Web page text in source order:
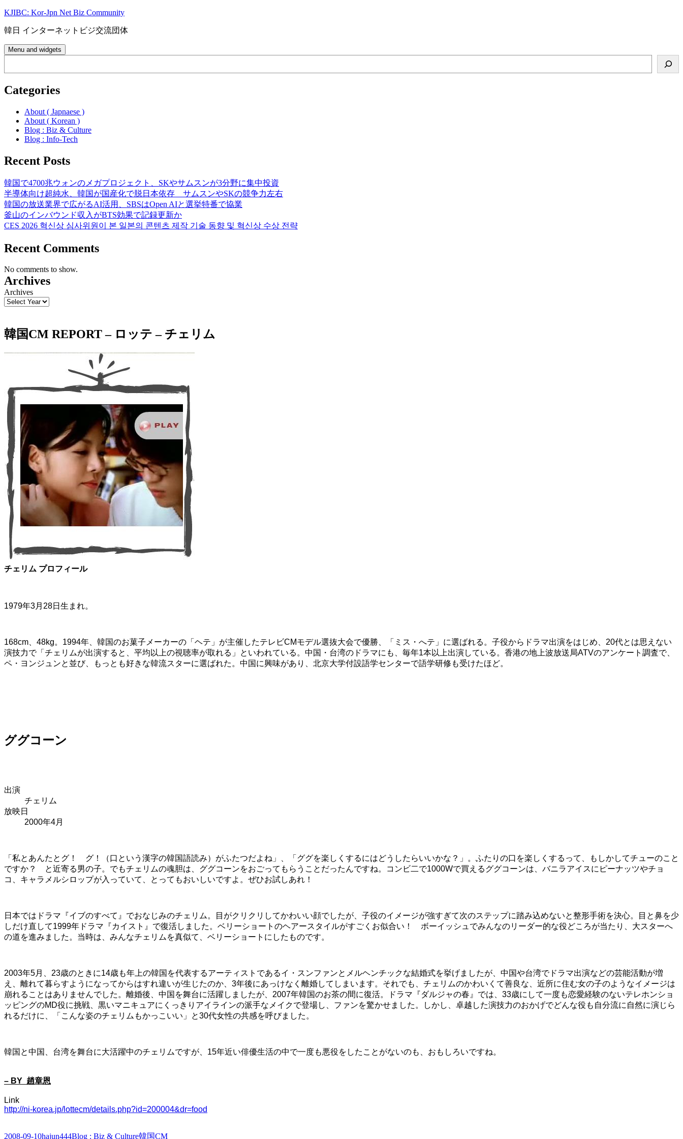
Skip
content
KJIBC: Kor-Jpn Net Biz Community
韓日 インターネットビジ交流団体
Menu and widgets
Categories
About ( Japnaese )
About ( Korean )
Blog : Biz & Culture
Blog : Info-Tech
Recent Posts
韓国で4700兆ウォンのメガプロジェクト、SKやサムスンが3分野に集中投資
半導体向け超純水、韓国が国産化で脱日本依存 サムスンやSKの競争力左右
韓国の放送業界で広がるAI活用、SBSはOpen AIと選挙特番で協業
釜山のインバウンド収入がBTS効果で記録更新か
CES 2026 혁신상 심사위원이 본 일본의 콘텐츠 제작 기술 동향 및 혁신상 수상 전략
Recent Comments
No comments to show.
Archives
Archives
韓国CM REPORT – ロッテ – チェリム
チェリム プロフィール
1979年3月28日生まれ。
168cm、48kg。1994年、韓国のお菓子メーカーの「ヘテ」が主催したテレビCMモデル選抜大会で優勝、「ミス・へテ」に選ばれる。子役からドラマ出演をはじめ、20代とは思えない
演技力で「チェリムが出演すると、平均以上の視聴率が取れる」といわれている。中国・台湾のドラマにも、毎年1本以上出演している。香港の地上波放送局ATVのアンケート調査で、
ペ・ヨンジュンと並び、もっとも好きな韓流スターに選ばれた。中国に興味があり、北京大学付設語学センターで語学研修も受けたほど。
ググコーン
出演
チェリム
放映日
2000年4月
「私とあんたとグ！ グ！（口という漢字の韓国語読み）がふたつだよね」、「ググを楽しくするにはどうしたらいいかな？」。ふたりの口を楽しくするって、もしかしてチューのこと
ですか？ と近寄る男の子。でもチェリムの魂胆は、ググコーンをおごってもらうことだったんですね。コンビ二で1000Wで買えるググコーンは、バニラアイスにピーナッツやチョ
コ、キャラメルシロップが入っていて、とってもおいしいですよ。ぜひお試しあれ！
日本ではドラマ『イブのすべて』でおなじみのチェリム。目がクリクリしてかわいい顔でしたが、子役のイメージが強すぎて次のステップに踏み込めないと整形手術を決心。目と鼻を少
しだけ直して1999年ドラマ『カイスト』で復活しました。ベリーショートのヘアースタイルがすごくお似合い！ ボーイッシュでみんなのリーダー的な役どころが当たり、大スターへ
の道を進みました。当時は、みんなチェリムを真似て、ベリーショートにしたものです。
2003年5月、23歳のときに14歳も年上の韓国を代表するアーティストであるイ・スンファンとメルヘンチックな結婚式を挙げましたが、中国や台湾でドラマ出演などの芸能活動が増
え、離れて暮らすようになってからはすれ違いが生じたのか、3年後にあっけなく離婚してしまいます。それでも、チェリムのかわいくて善良な、近所に住む女の子のようなイメージは
崩れることはありませんでした。離婚後、中国を舞台に活躍しましたが、2007年韓国のお茶の間に復活。ドラマ『ダルジャの春』では、33歳にして一度も恋愛経験のないテレホンショ
ッピングのMD役に挑戦、黒いマニキュアにくっきりアイラインの派手なメイクで登場し、ファンを驚かせました。しかし、卓越した演技力のおかげでどんな役も自分流に自然に演じら
れるだけに、「こんな姿のチェリムもかっこいい」と30代女性の共感を呼びました。
韓国と中国、台湾を舞台に大活躍中のチェリムですが、15年近い俳優生活の中で一度も悪役をしたことがないのも、おもしろいですね。
– BY 趙章恩
Link
http://ni-korea.jp/lottecm/details.php?id=200004&dr=food
Posted
2008-09-10Author
hajun444Categories
Blog : Biz & CultureTags
韓国CM